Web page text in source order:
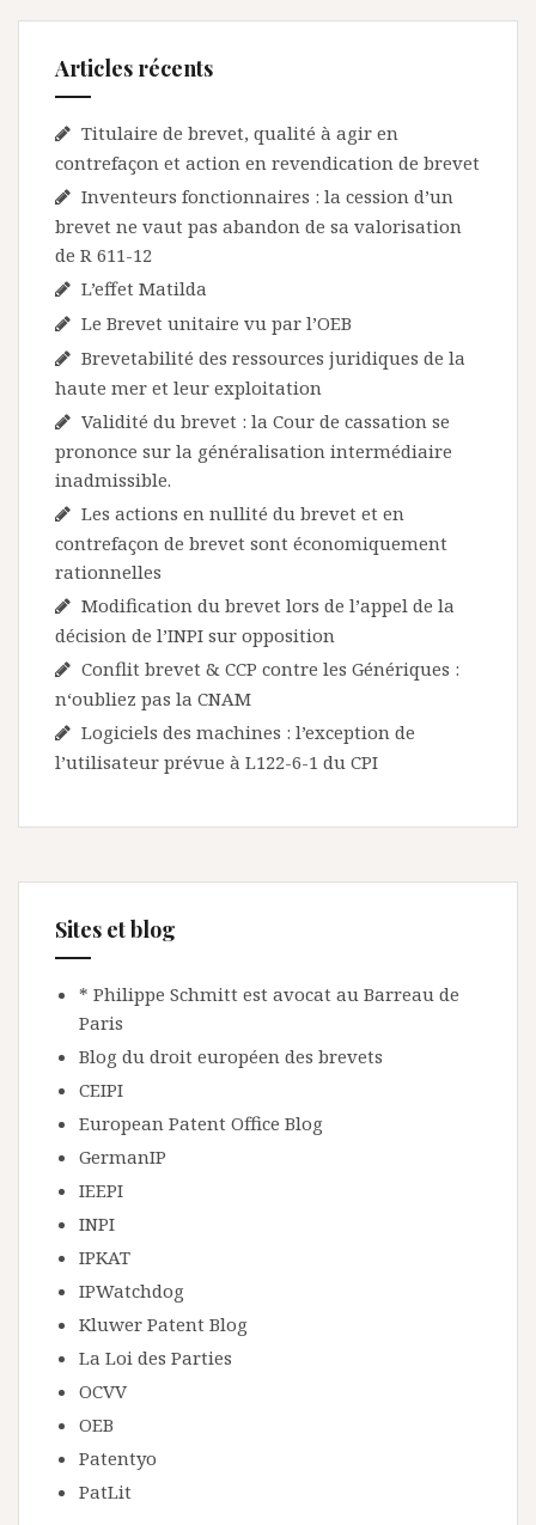
Articles récents
Titulaire de brevet, qualité à agir en
contrefaçon et action en revendication de brevet
Inventeurs fonctionnaires : la cession d’un
brevet ne vaut pas abandon de sa valorisation
de R 611-12
L’effet Matilda
Le Brevet unitaire vu par l’OEB
Brevetabilité des ressources juridiques de la
haute mer et leur exploitation
Validité du brevet : la Cour de cassation se
prononce sur la généralisation intermédiaire
inadmissible.
Les actions en nullité du brevet et en
contrefaçon de brevet sont économiquement
rationnelles
Modification du brevet lors de l’appel de la
décision de l’INPI sur opposition
Conflit brevet & CCP contre les Génériques :
n‘oubliez pas la CNAM
Logiciels des machines : l’exception de
l’utilisateur prévue à L122-6-1 du CPI
Sites et blog
* Philippe Schmitt est avocat au Barreau de
Paris
Blog du droit européen des brevets
CEIPI
European Patent Office Blog
GermanIP
IEEPI
INPI
IPKAT
IPWatchdog
Kluwer Patent Blog
La Loi des Parties
OCVV
OEB
Patentyo
PatLit